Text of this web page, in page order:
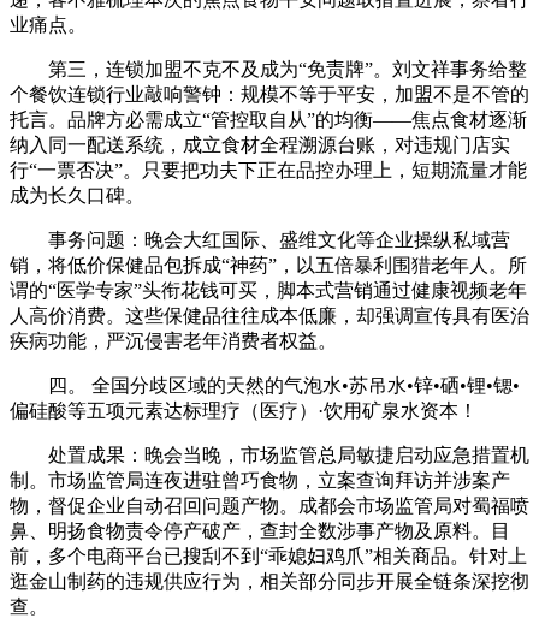
业痛点。
第三，连锁加盟不克不及成为“免责牌”。刘文祥事务给整
个餐饮连锁行业敲响警钟：规模不等于平安，加盟不是不管的
托言。品牌方必需成立“管控取自从”的均衡——焦点食材逐渐
纳入同一配送系统，成立食材全程溯源台账，对违规门店实
行“一票否决”。只要把功夫下正在品控办理上，短期流量才能
成为长久口碑。
事务问题：晚会大红国际、盛维文化等企业操纵私域营
销，将低价保健品包拆成“神药”，以五倍暴利围猎老年人。所
谓的“医学专家”头衔花钱可买，脚本式营销通过健康视频老年
人高价消费。这些保健品往往成本低廉，却强调宣传具有医治
疾病功能，严沉侵害老年消费者权益。
四。 全国分歧区域的天然的气泡水•苏吊水•锌•硒•锂•锶•
偏硅酸等五项元素达标理疗（医疗）·饮用矿泉水资本！
处置成果：晚会当晚，市场监管总局敏捷启动应急措置机
制。市场监管局连夜进驻曾巧食物，立案查询拜访并涉案产
物，督促企业自动召回问题产物。成都会市场监管局对蜀福喷
鼻、明扬食物责令停产破产，查封全数涉事产物及原料。目
前，多个电商平台已搜刮不到“乖媳妇鸡爪”相关商品。针对上
逛金山制药的违规供应行为，相关部分同步开展全链条深挖彻
查。